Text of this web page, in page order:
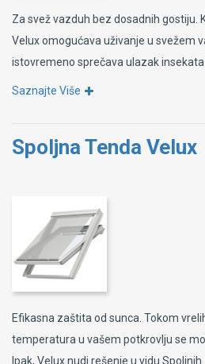
Za svež vazduh bez dosadnih gostiju.
Velux omogućava uživanje u svežem
istovremeno sprečava ulazak insekata
Saznajte Više
Spoljna Tenda Velux
Efikasna zaštita od sunca. Tokom
temperatura u vašem potkrovlju se
Ipak, Velux nudi rešenje u vidu Spoljnih...